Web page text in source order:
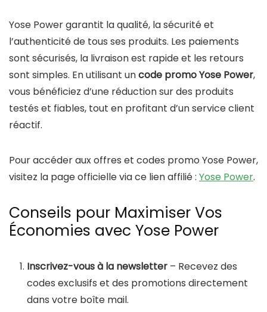
Yose Power garantit la qualité, la sécurité et
l’authenticité de tous ses produits. Les paiements
sont sécurisés, la livraison est rapide et les retours
sont simples. En utilisant uncode promo Yose Power,
vous bénéficiez d’une réduction sur des produits
testés et fiables, tout en profitant d’un service client
réactif.
Pour accéder aux offres et codes promo Yose Power,
visitez la page officielle via ce lien affilié : Yose Power.
Conseils pour Maximiser Vos
Économies avec Yose Power
Inscrivez-vous à la newsletter – Recevez des
codes exclusifs et des promotions directement
dans votre boîte mail.